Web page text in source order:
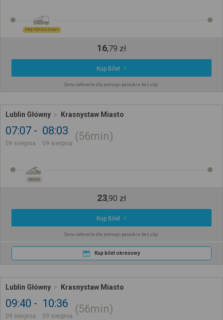
PRZYŚPIESZONY
16,79 zł
Kup Bilet
Cena całkowita dla jednego pasażera bez ulgi
Lublin Główny Krasnystaw Miasto
07:07
09 sierpnia
08:03
09 sierpnia
56min
REGIO
23,90 zł
Kup Bilet
Cena całkowita dla jednego pasażera bez ulgi
Kup bilet okresowy
Lublin Główny Krasnystaw Miasto
09:40
09 sierpnia
10:36
09 sierpnia
56min